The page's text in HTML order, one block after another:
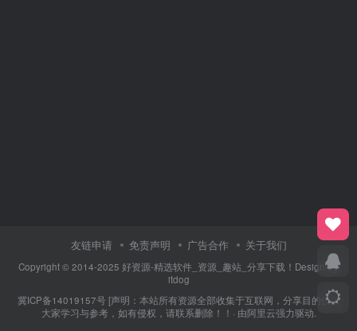
友链申请 免责声明 广告合作 关于我们
Copyright © 2014-2025 好资源-精选软件_资源_趣站_分享下载！Design By
itdog
冀ICP备14019157号[声明：本站所有资源全部收集于互联网，分享目的仅供
大家学习与参考，如有侵权，请联系删除！！· 由阿里云强力驱动.